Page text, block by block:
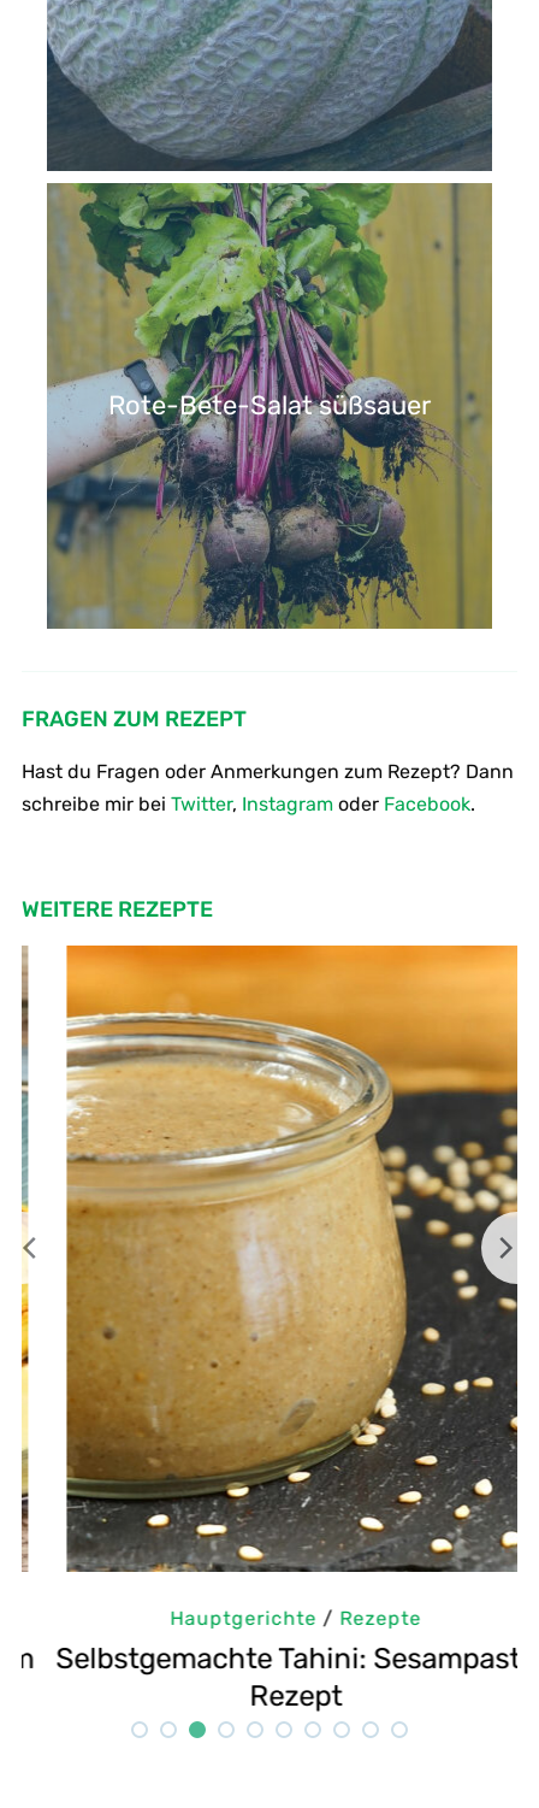
Rote-Bete-Salat süßsauer
FRAGEN ZUM REZEPT
Hast du Fragen oder Anmerkungen zum Rezept? Dann
schreibe mir bei Twitter, Instagramoder Facebook.
WEITERE REZEPTE
Hauptgerichte/Rezepte
Selbstgemachte Tahini: Sesampaste
Rezept